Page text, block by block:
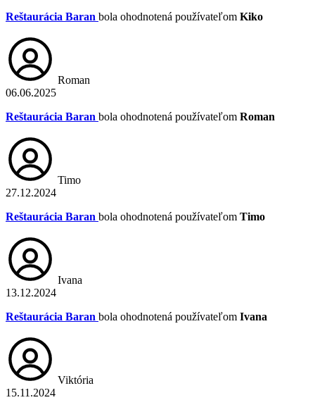
Reštaurácia Baran bola ohodnotená používateľom Kiko
Roman
06.06.2025
Reštaurácia Baran bola ohodnotená používateľom Roman
Timo
27.12.2024
Reštaurácia Baran bola ohodnotená používateľom Timo
Ivana
13.12.2024
Reštaurácia Baran bola ohodnotená používateľom Ivana
Viktória
15.11.2024